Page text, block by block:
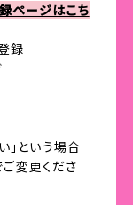
ページはこち
録
」という場合
ご変更くださ